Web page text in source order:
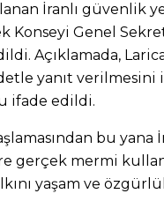
İranlı güvenlik
Konseyi Genel
Açıklamada,
yanıt verilmesini
ifade edildi.
bu
gerçek mermi
yaşam ve